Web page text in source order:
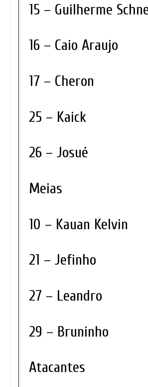
15 – Guilherme
16 – Caio Araujo
17 – Cheron
25 – Kaick
26 – Josué
Meias
10 – Kauan Kelvin
21 – Jefinho
27 – Leandro
29 – Bruninho
Atacantes